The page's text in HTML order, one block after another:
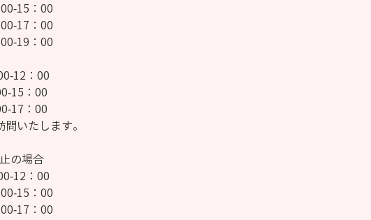
：00
：00
：00
12：00
：00
：00
いたします。
の場合
12：00
：00
：00